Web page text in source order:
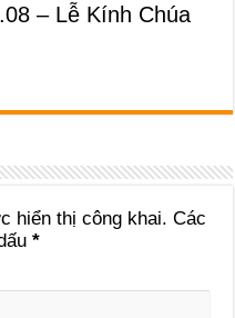
– Lễ Kính Chúa
hiển thị công khai. Các
*